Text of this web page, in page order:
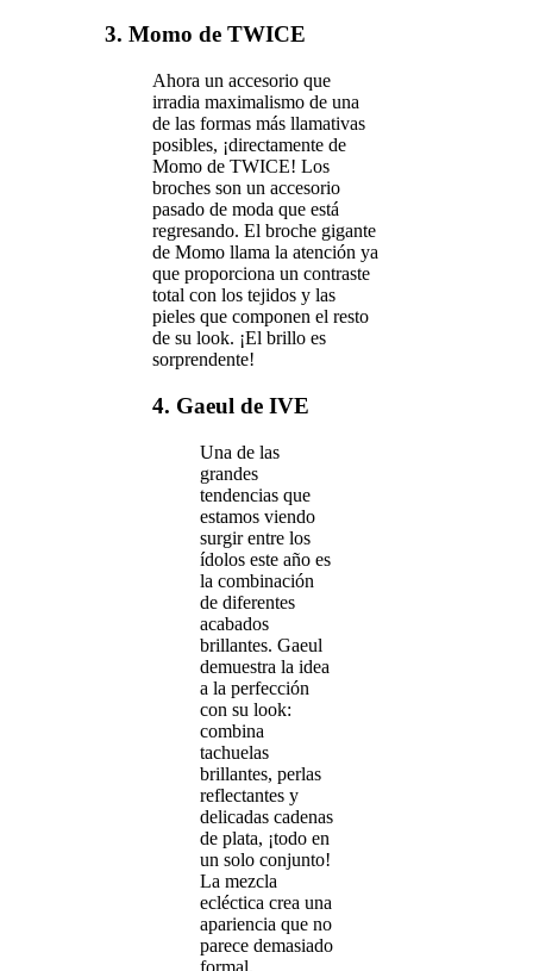
3. Momo de TWICE
Ahora un accesorio que
irradia maximalismo de una
de las formas más llamativas
posibles, ¡directamente de
Momo de TWICE! Los
broches son un accesorio
pasado de moda que está
regresando. El broche gigante
de Momo llama la atención ya
que proporciona un contraste
total con los tejidos y las
pieles que componen el resto
de su look. ¡El brillo es
sorprendente!
4. Gaeul de IVE
Una de las
grandes
tendencias que
estamos viendo
surgir entre los
ídolos este año es
la combinación
de diferentes
acabados
brillantes. Gaeul
demuestra la idea
a la perfección
con su look:
combina
tachuelas
brillantes, perlas
reflectantes y
delicadas cadenas
de plata, ¡todo en
un solo conjunto!
La mezcla
ecléctica crea una
apariencia que no
parece demasiado
formal.